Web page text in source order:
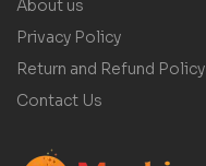
About us
Privacy Policy
Return and Refund Policy
Contact Us